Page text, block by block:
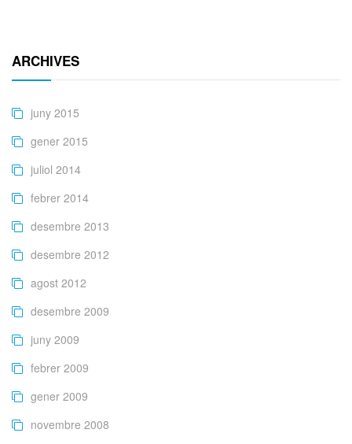
ARCHIVES
juny 2015
gener 2015
juliol 2014
febrer 2014
desembre 2013
desembre 2012
agost 2012
desembre 2009
juny 2009
febrer 2009
gener 2009
novembre 2008